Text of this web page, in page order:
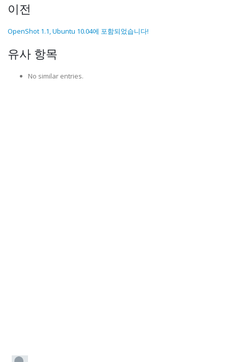
이전
OpenShot 1.1, Ubuntu 10.04에 포함되었습니다!
유사 항목
No similar entries.